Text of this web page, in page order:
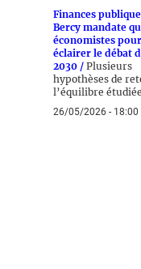
Finances
Bercy mandate
économistes pour
éclairer le débat
2030 / Plusieurs
hypothèses de
l’équilibre
26/05/2026 - 18:00